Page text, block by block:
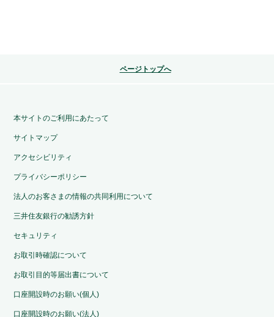
ページトップへ
本サイトのご利用にあたって
サイトマップ
アクセシビリティ
プライバシーポリシー
法人のお客さまの情報の共同利用について
三井住友銀行の勧誘方針
セキュリティ
お取引時確認について
お取引目的等届出書について
口座開設時のお願い(個人)
口座開設時のお願い(法人)